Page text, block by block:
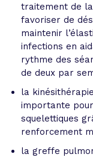
traitement de
favoriser de
maintenir
infections en
rythme des
de deux par
la
importante
squelettiques
renforcement
la greffe